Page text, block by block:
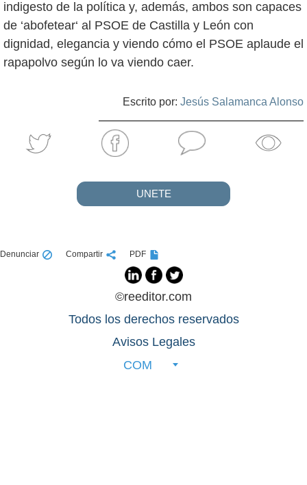
indigesto de la política y, además, ambos son capaces
de ‘abofetear‘ al PSOE de Castilla y León con
dignidad, elegancia y viendo cómo el PSOE aplaude el
rapapolvo según lo va viendo caer.
Escrito por: Jesús Salamanca Alonso
UNETE
Denunciar Compartir PDF
©reeditor.com
Todos los derechos reservados
Avisos Legales